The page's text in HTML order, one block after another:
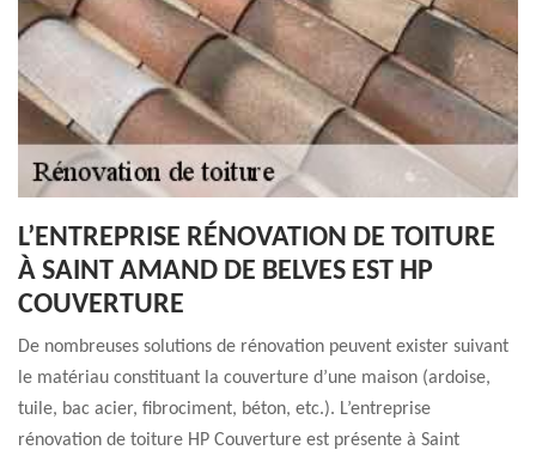
L’ENTREPRISE RÉNOVATION DE TOITURE
À SAINT AMAND DE BELVES EST HP
COUVERTURE
De nombreuses solutions de rénovation peuvent exister suivant
le matériau constituant la couverture d’une maison (ardoise,
tuile, bac acier, fibrociment, béton, etc.). L’entreprise
rénovation de toiture HP Couverture est présente à Saint